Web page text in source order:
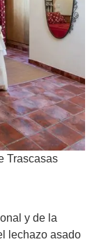
Trascasas
y de la
lechazo asado